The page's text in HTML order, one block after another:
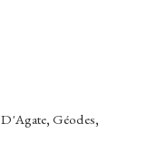
, Géodes,